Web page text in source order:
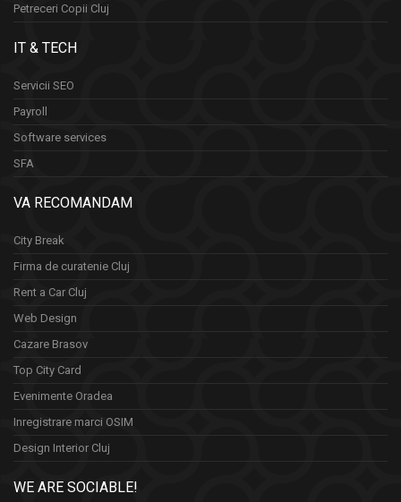
Petreceri Copii Cluj
IT & TECH
Servicii SEO
Payroll
Software services
SFA
VA RECOMANDAM
City Break
Firma de curatenie Cluj
Rent a Car Cluj
Web Design
Cazare Brasov
Top City Card
Evenimente Oradea
Inregistrare marci OSIM
Design Interior Cluj
WE ARE SOCIABLE!